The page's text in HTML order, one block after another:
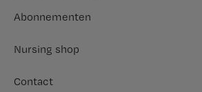
Abonnementen
Nursing shop
Contact